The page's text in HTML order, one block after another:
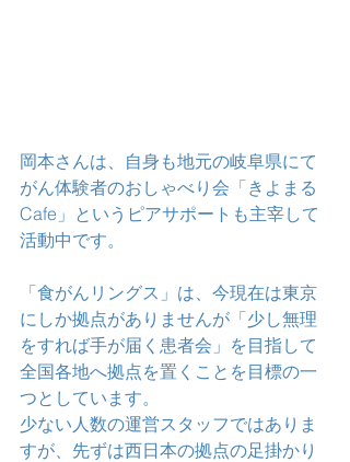
岡本さんは、自身も地元の岐阜県にて
がん体験者のおしゃべり会「きよまる
Cafe」というピアサポートも主宰して
活動中です。
「食がんリングス」は、今現在は東京
にしか拠点がありませんが「少し無理
をすれば手が届く患者会」を目指して
全国各地へ拠点を置くことを目標の一
つとしています。
少ない人数の運営スタッフではありま
すが、先ずは西日本の拠点の足掛かり